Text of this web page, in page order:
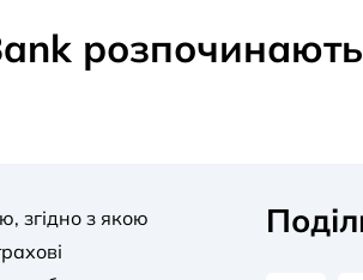
згідно з якою